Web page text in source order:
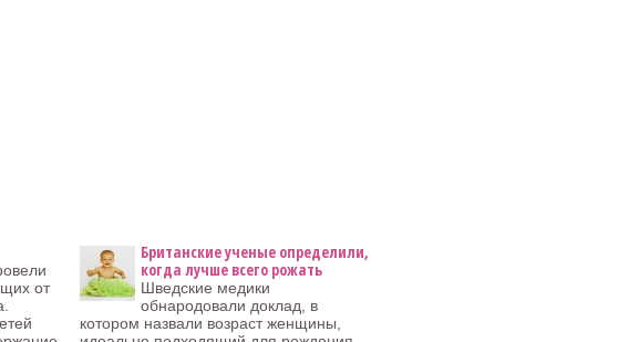
от
Британские ученые определили,
когда лучше всего рожать
Шведские медики
обнародовали доклад, в
котором назвали возраст женщины,